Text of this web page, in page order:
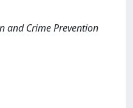
and Crime Prevention